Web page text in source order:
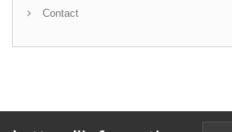
Contact